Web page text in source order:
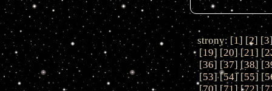
strony: [1] [2] [3
[19] [20] [21] [
[36] [37] [38] [
[53] [54] [55] [